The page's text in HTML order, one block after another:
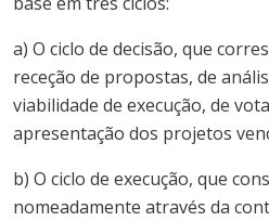
a) O ciclo de decisão, que
receção de propostas, de
viabilidade de execução, de
apresentação dos projetos
b) O ciclo de execução, que
nomeadamente através da